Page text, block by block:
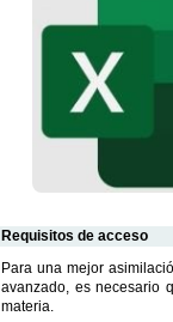
Requisitos de acceso
Para una mejor
avanzado, es necesario
materia.